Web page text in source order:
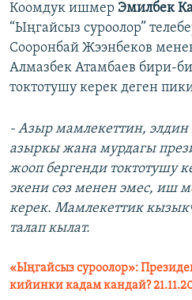
Коомдук ишмер Эмилбек
“Ыңгайсыз суроолор”
Сооронбай Жээнбеков
Алмазбек Атамбаев бири-
токтотушу керек деген
- Азыр мамлекеттин,
азыркы жана мурдагы
жооп бергенди токтотушу
экени сөз менен эмес, иш
керек. Мамлекеттик
талап кылат.
«Ыңгайсыз суроолор»:
кийинки кадам кандай?